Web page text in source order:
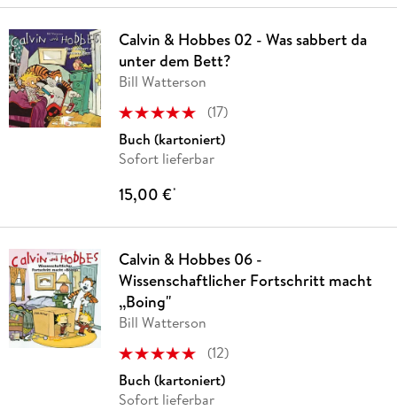
Calvin & Hobbes 02 - Was sabbert da
unter dem Bett?
Bill Watterson
(17)
Buch (kartoniert)
Sofort lieferbar
15,00 €*
Calvin & Hobbes 06 -
Wissenschaftlicher Fortschritt macht
,,Boing''
Bill Watterson
(12)
Buch (kartoniert)
Sofort lieferbar